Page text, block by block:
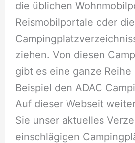
die üblichen
Reismobilportale oder
ziehen. Von diesen
gibt es eine ganze Reihe
Beispiel den ADAC
Auf dieser Webseit
Sie unser aktuelles
einschlägigen